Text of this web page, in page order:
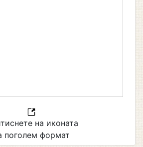
на иконата
поголем формат